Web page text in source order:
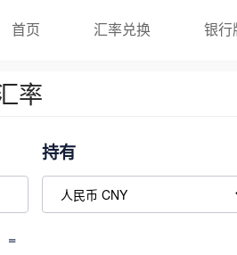
首页 汇率兑换 银行
率
持有
=